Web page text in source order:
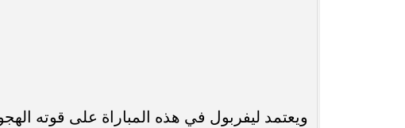
ويعتمد ليفربول في هذه المباراة على قوته